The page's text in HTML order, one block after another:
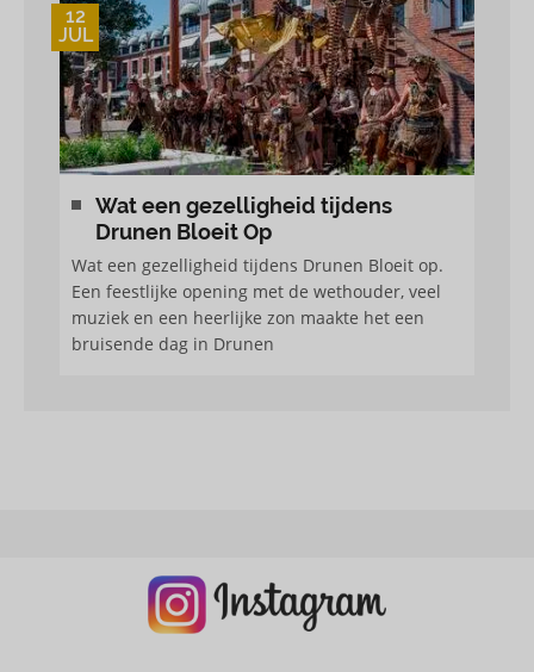
12
JUL
Wat een gezelligheid tijdens
Drunen Bloeit Op
Wat een gezelligheid tijdens Drunen Bloeit op.
Een feestlijke opening met de wethouder, veel
muziek en een heerlijke zon maakte het een
bruisende dag in Drunen